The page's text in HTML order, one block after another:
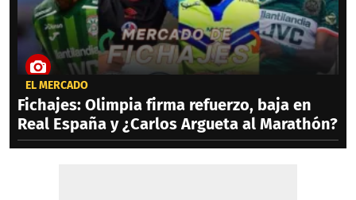
EL MERCADO
Fichajes: Olimpia firma refuerzo, baja en
Real España y ¿Carlos Argueta al Marathón?